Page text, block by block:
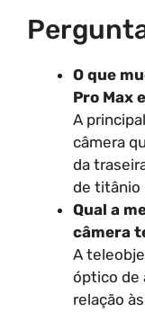
O que
Pro Max
A
câmera
da
de titânio
Qual a
câmera
A
óptico de
relação